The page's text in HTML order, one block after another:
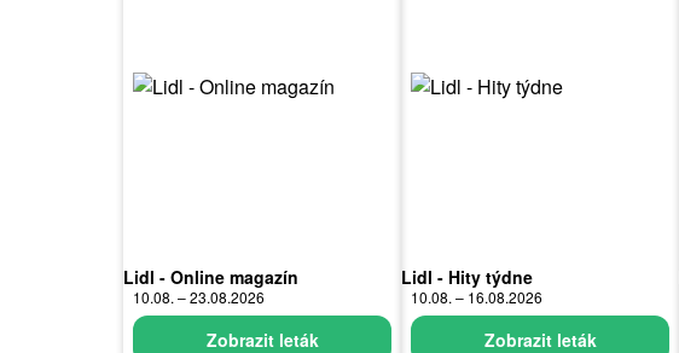
Lidl - Online magazín
10.08. – 23.08.2026
Zobrazit leták
Lidl - Hity týdne
10.08. – 16.08.2026
Zobrazit leták